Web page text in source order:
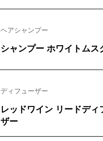
ヘアシャンプー
シャンプー ホワイトムス
ディフューザー
レッドワイン リードディ
ザー